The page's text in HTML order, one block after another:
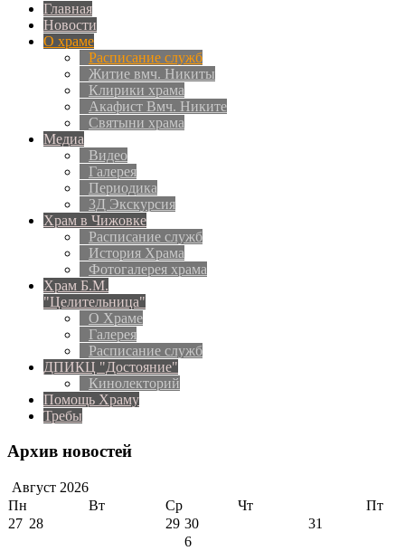
Главная
Новости
О храме
Расписание служб
Житие вмч. Никиты
Клирики храма
Акафист Вмч. Никите
Святыни храма
Медиа
Видео
Галерея
Периодика
3Д Экскурсия
Храм в Чижовке
Расписание служб
История Храма
Фотогалерея храма
Храм Б.М.
"Целительница"
О Храме
Галерея
Расписание служб
ДПИКЦ "Достояние"
Кинолекторий
Помощь Храму
Требы
Архив новостей
Август 2026
Пн
Вт Ср Чт
Пт
27 28 29 30 31
6